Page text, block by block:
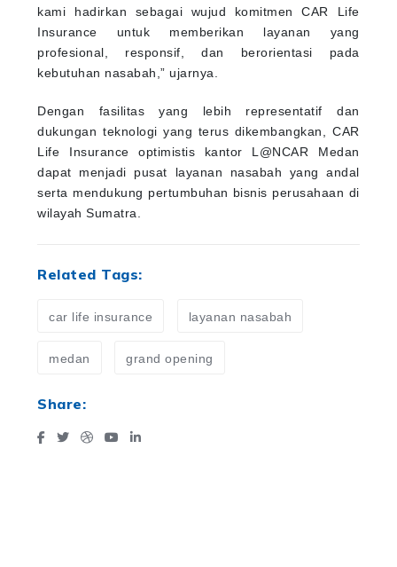
kami hadirkan sebagai wujud komitmen CAR Life
Insurance untuk memberikan layanan yang
profesional, responsif, dan berorientasi pada
kebutuhan nasabah,” ujarnya.
Dengan fasilitas yang lebih representatif dan
dukungan teknologi yang terus dikembangkan, CAR
Life Insurance optimistis kantor L@NCAR Medan
dapat menjadi pusat layanan nasabah yang andal
serta mendukung pertumbuhan bisnis perusahaan di
wilayah Sumatra.
Related Tags:
car life insurance layanan nasabah
medan grand opening
Share: